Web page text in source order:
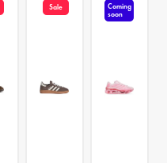
Sale
Coming
soon